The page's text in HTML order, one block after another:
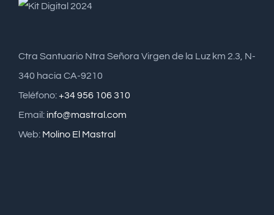
Ctra Santuario Ntra Señora Virgen de la Luz km 2.3, N-
340 hacia CA-9210
Teléfono:+34 956 106 310
Email: info@mastral.com
Web: Molino El Mastral